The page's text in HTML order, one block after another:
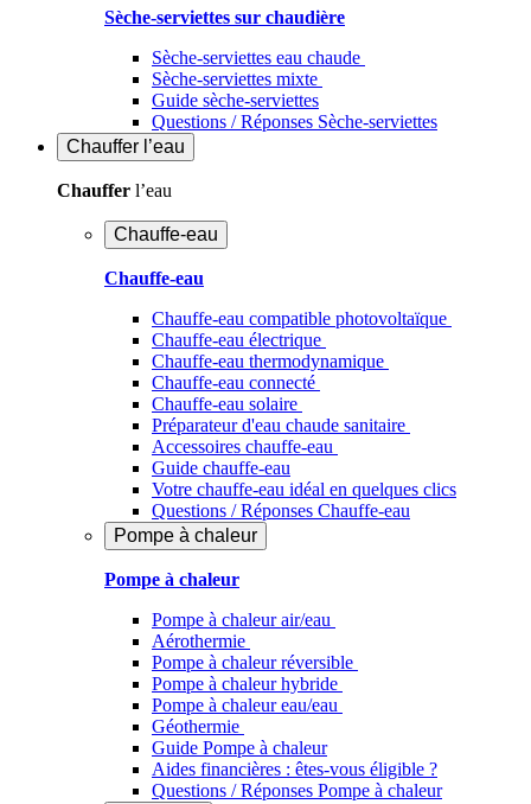
Sèche-serviettes sur chaudière
Sèche-serviettes eau chaude
Sèche-serviettes mixte
Guide sèche-serviettes
Questions / Réponses Sèche-serviettes
Chauffer l’eau
Chauffer l’eau
Chauffe-eau
Chauffe-eau
Chauffe-eau compatible photovoltaïque
Chauffe-eau électrique
Chauffe-eau thermodynamique
Chauffe-eau connecté
Chauffe-eau solaire
Préparateur d'eau chaude sanitaire
Accessoires chauffe-eau
Guide chauffe-eau
Votre chauffe-eau idéal en quelques clics
Questions / Réponses Chauffe-eau
Pompe à chaleur
Pompe à chaleur
Pompe à chaleur air/eau
Aérothermie
Pompe à chaleur réversible
Pompe à chaleur hybride
Pompe à chaleur​ eau/eau
Géothermie
Guide Pompe à chaleur
Aides financières : êtes-vous éligible ?
Questions / Réponses Pompe à chaleur